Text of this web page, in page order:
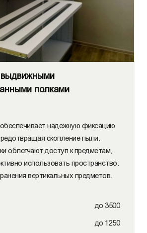
полками
надежную фиксацию
скопление пыли.
облегчают доступ к предметам,
использовать пространство.
вертикальных предметов.
до 3500
до 1250